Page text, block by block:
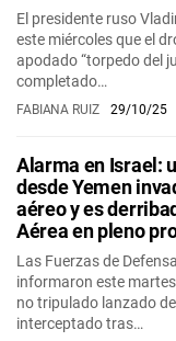
El presidente ruso
este miércoles que el
apodado “torpedo del
completado…
FABIANA RUIZ 29/10/25
Alarma en Israel:
desde Yemen
aéreo y es
Aérea en pleno
Las Fuerzas de
informaron este
no tripulado lanzado
interceptado tras…